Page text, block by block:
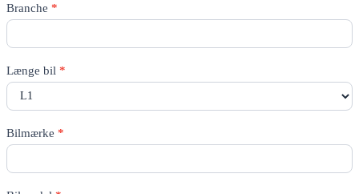
Rico
Quote
All
pages
Branche *
Længe bil *
Bilmærke *